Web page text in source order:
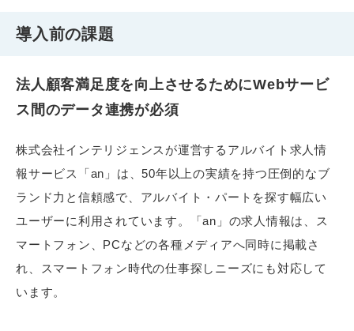
導入前の課題
法人顧客満足度を向上させるためにWebサービ
ス間のデータ連携が必須
株式会社インテリジェンスが運営するアルバイト求人情
報サービス「an」は、50年以上の実績を持つ圧倒的なブ
ランド力と信頼感で、アルバイト・パートを探す幅広い
ユーザーに利用されています。「an」の求人情報は、ス
マートフォン、PCなどの各種メディアへ同時に掲載さ
れ、スマートフォン時代の仕事探しニーズにも対応して
います。